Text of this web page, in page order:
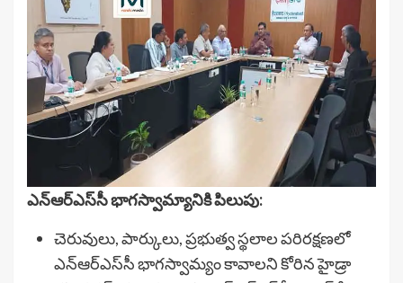
ఎన్‌ఆర్‌ఎస్‌సీ భాగస్వామ్యానికి పిలుపు:
చెరువులు, పార్కులు, ప్రభుత్వ స్థలాల పరిరక్షణలో
ఎన్‌ఆర్‌ఎస్‌సీ భాగస్వామ్యం కావాలని కోరిన హైడ్రా